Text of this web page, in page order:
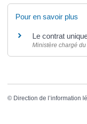
Pour en savoir plus
Le contrat
Ministère chargé
© Direction de l’information